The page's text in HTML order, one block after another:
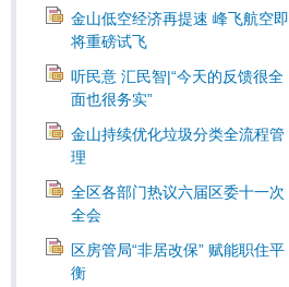
金山低空经济再提速 峰飞航空即
将重磅试飞
听民意 汇民智|“今天的反馈很全
面也很务实”
金山持续优化垃圾分类全流程管
理
全区各部门热议六届区委十一次
全会
区房管局“非居改保” 赋能职住平
衡